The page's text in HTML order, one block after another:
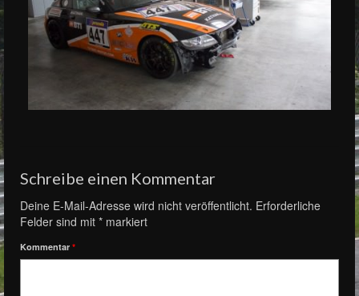
Schreibe einen Kommentar
Deine E-Mail-Adresse wird nicht veröffentlicht. Erforderliche
Felder sind mit * markiert
Kommentar *